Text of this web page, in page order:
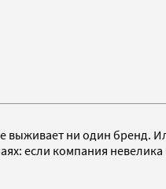
ни один бренд.
если компания